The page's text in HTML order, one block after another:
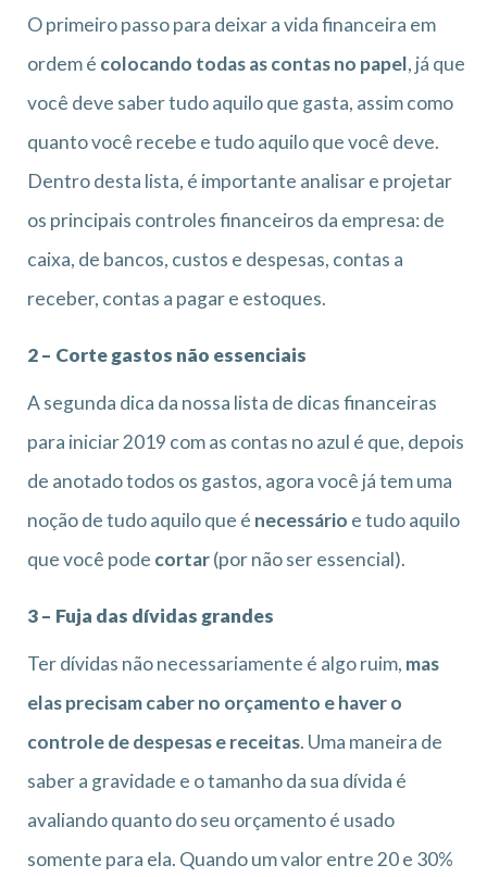
O primeiro passo para deixar a vida financeira em
ordem é colocando todas as contas no papel, já que
você deve saber tudo aquilo que gasta, assim como
quanto você recebe e tudo aquilo que você deve.
Dentro desta lista, é importante analisar e projetar
os principais controles financeiros da empresa: de
caixa, de bancos, custos e despesas, contas a
receber, contas a pagar e estoques.
2 – Corte gastos não essenciais
A segunda dica da nossa lista de dicas financeiras
para iniciar 2019 com as contas no azul é que, depois
de anotado todos os gastos, agora você já tem uma
noção de tudo aquilo que é necessário e tudo aquilo
que você pode cortar(por não ser essencial).
3 – Fuja das dívidas grandes
Ter dívidas não necessariamente é algo ruim, mas
elas precisam caber no orçamento e haver o
controle de despesas e receitas. Uma maneira de
saber a gravidade e o tamanho da sua dívida é
avaliando quanto do seu orçamento é usado
somente para ela. Quando um valor entre 20 e 30%